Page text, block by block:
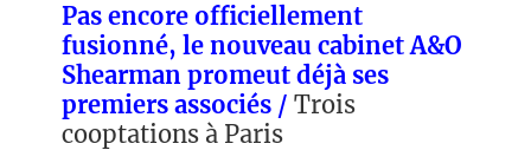
Pas encore officiellement
fusionné, le nouveau cabinet A&O
Shearman promeut déjà ses
premiers associés / Trois
cooptations à Paris